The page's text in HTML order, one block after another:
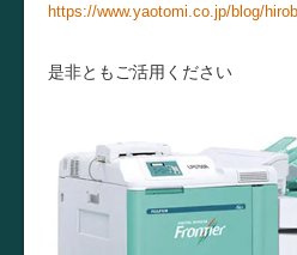
https://www.yaotomi.co.jp/blog/
是非ともご活用ください